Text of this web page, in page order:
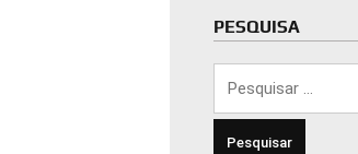
PESQUISA